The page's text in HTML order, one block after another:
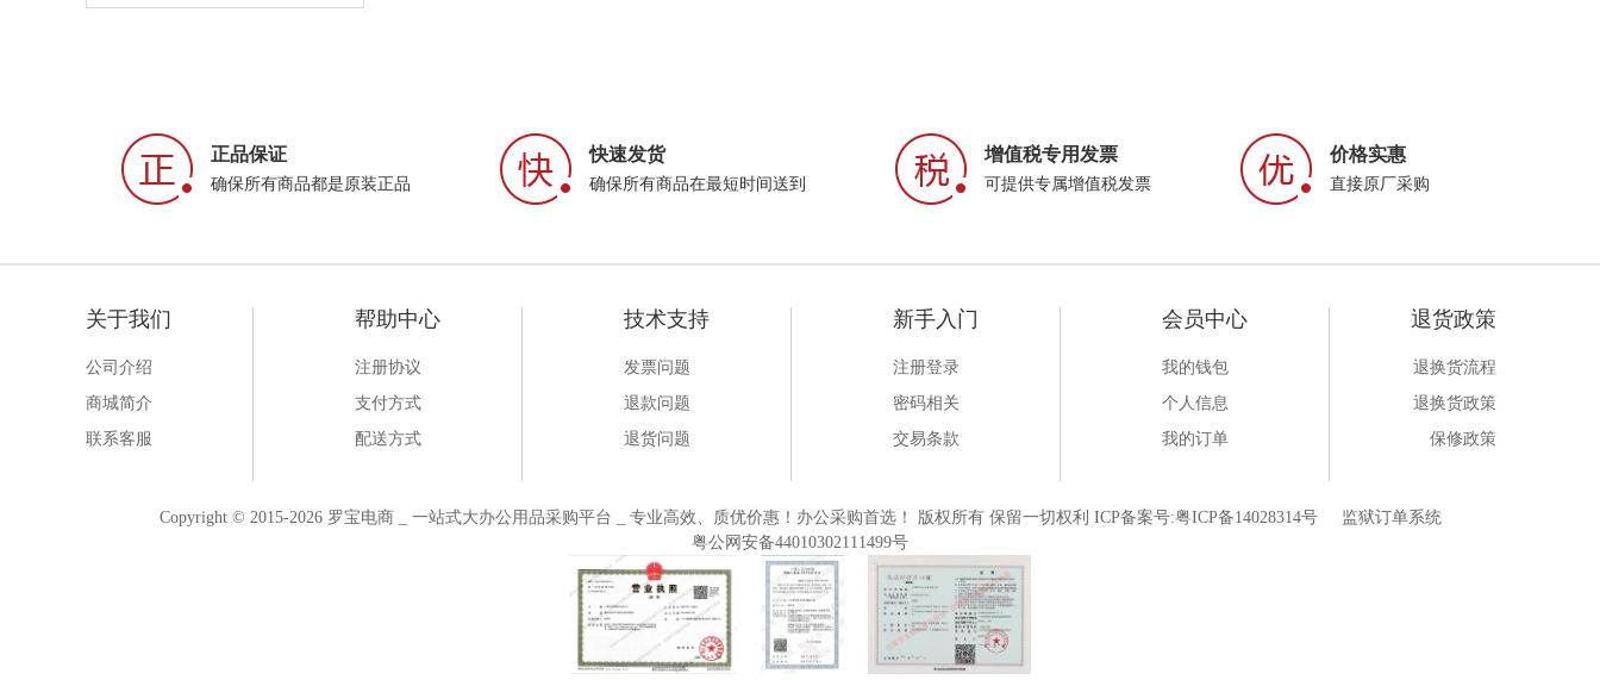
正品保证
确保所有商品都是原装正品
快速发货
确保所有商品在最短时间送到
增值税专用发票
可提供专属增值税发票
价格实惠
直接原厂采购
关于我们
公司介绍
商城简介
联系客服
帮助中心
注册协议
支付方式
配送方式
技术支持
发票问题
退款问题
退货问题
新手入门
注册登录
密码相关
交易条款
会员中心
我的钱包
个人信息
我的订单
退货政策
退换货流程
退换货政策
保修政策
Copyright © 2015-2026 罗宝电商 _ 一站式大办公用品采购平台 _ 专业高效、质优价惠！办公采购首选！ 版权所有 保留一切权利 ICP备案号:粤ICP备14028314号
监狱订单系统
粤公网安备44010302111499号